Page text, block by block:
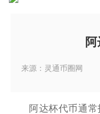
来源：灵通币圈网
阿达杯代币通